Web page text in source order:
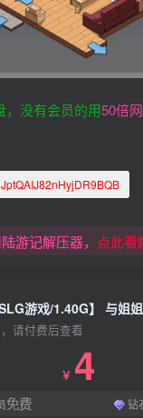
，没有会员的用50倍
游记解压器， 点此看
请付费后查看
￥ 4
免费 钻